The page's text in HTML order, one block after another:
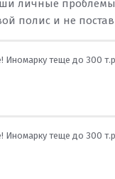
личные
полис и не
Иномарку теще до 300
Иномарку теще до 300